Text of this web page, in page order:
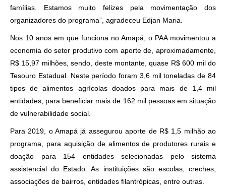
famílias. Estamos muito felizes pela movimentação dos
organizadores do programa”, agradeceu Edjan Maria.
Nos 10 anos em que funciona no Amapá, o PAA movimentou a
economia do setor produtivo com aporte de, aproximadamente,
R$ 15,97 milhões, sendo, deste montante, quase R$ 600 mil do
Tesouro Estadual. Neste período foram 3,6 mil toneladas de 84
tipos de alimentos agrícolas doados para mais de 1,4 mil
entidades, para beneficiar mais de 162 mil pessoas em situação
de vulnerabilidade social.
Para 2019, o Amapá já assegurou aporte de R$ 1,5 milhão ao
programa, para aquisição de alimentos de produtores rurais e
doação para 154 entidades selecionadas pelo sistema
assistencial do Estado. As instituições são escolas, creches,
associações de bairros, entidades filantrópicas, entre outras.